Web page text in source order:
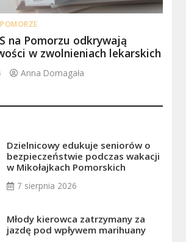
POMORZE
na Pomorzu odkrywają
w zwolnieniach lekarskich
Anna Domagała
Dzielnicowy edukuje seniorów o
bezpieczeństwie podczas wakacji
w Mikołajkach Pomorskich
7 sierpnia 2026
Młody kierowca zatrzymany za
jazdę pod wpływem marihuany